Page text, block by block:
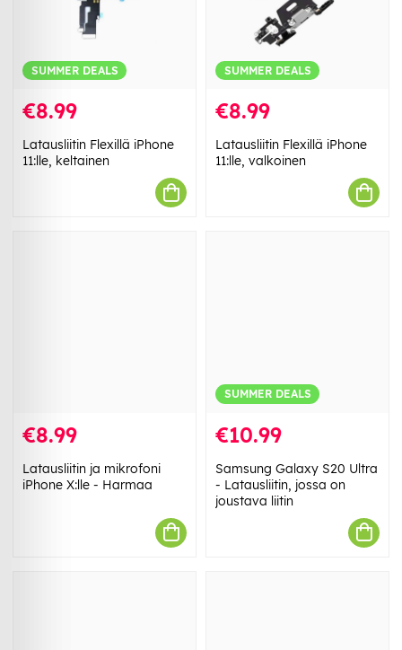
SUMMER DEALS
€8.99
Latausliitin Flexillä iPhone
11:lle, keltainen
SUMMER DEALS
€8.99
Latausliitin Flexillä iPhone
11:lle, valkoinen
€8.99
Latausliitin ja mikrofoni
iPhone X:lle - Harmaa
SUMMER DEALS
€10.99
Samsung Galaxy S20 Ultra
- Latausliitin, jossa on
joustava liitin